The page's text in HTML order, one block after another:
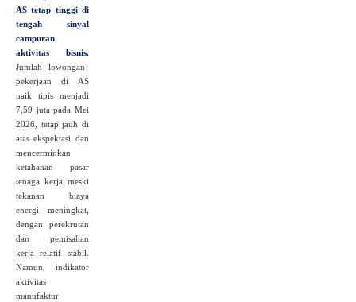
AS tetap tinggi di
tengah sinyal
campuran
aktivitas bisnis.
Jumlah lowongan
pekerjaan di AS
naik tipis menjadi
7,59 juta pada Mei
2026, tetap jauh di
atas ekspektasi dan
mencerminkan
ketahanan pasar
tenaga kerja meski
tekanan biaya
energi meningkat,
dengan perekrutan
dan pemisahan
kerja relatif stabil.
Namun, indikator
aktivitas
manufaktur